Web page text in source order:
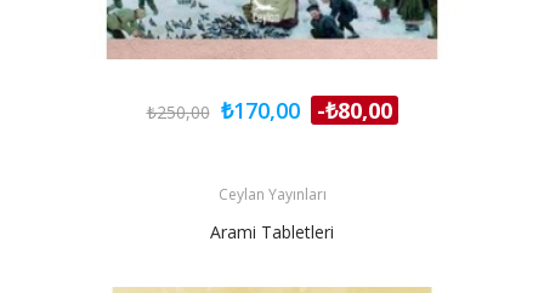
₺250,00 ₺170,00 -₺80,00
Ceylan Yayınları
Arami Tabletleri